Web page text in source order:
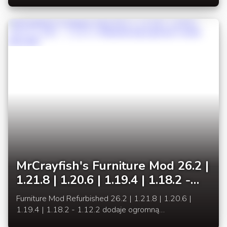
takich jak Forge, NeoForge oraz Fabric.
MrCrayfish's Furniture Mod 26.2 |
1.21.8 | 1.20.6 | 1.19.4 | 1.18.2 -
1.12.2 | Kilkadziesiąt pięknych
mebli Minecraft!
Furniture Mod Refurbished 26.2 | 1.21.8 | 1.20.6 |
1.19.4 | 1.18.2 - 1.12.2 dodaje ogromną